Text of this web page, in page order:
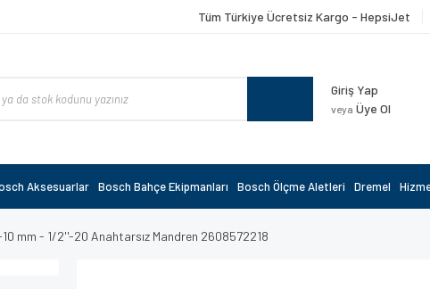
Tüm Türkiye Ücretsiz Kargo - HepsiJet
Giriş Yap
veya Üye Ol
Aksesuarlar Bosch Bahçe Ekipmanları Bosch Ölçme Aletleri Dremel
mm - 1/2''-20 Anahtarsız Mandren 2608572218